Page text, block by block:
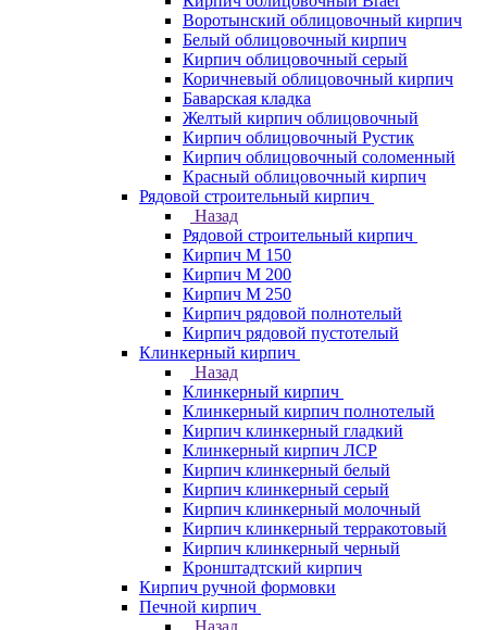
Воротынский облицовочный кирпич
Белый облицовочный кирпич
Кирпич облицовочный серый
Коричневый облицовочный кирпич
Баварская кладка
Желтый кирпич облицовочный
Кирпич облицовочный Рустик
Кирпич облицовочный соломенный
Красный облицовочный кирпич
Рядовой строительный кирпич
Назад
Рядовой строительный кирпич
Кирпич М 150
Кирпич М 200
Кирпич М 250
Кирпич рядовой полнотелый
Кирпич рядовой пустотелый
Клинкерный кирпич
Назад
Клинкерный кирпич
Клинкерный кирпич полнотелый
Кирпич клинкерный гладкий
Клинкерный кирпич ЛСР
Кирпич клинкерный белый
Кирпич клинкерный серый
Кирпич клинкерный молочный
Кирпич клинкерный терракотовый
Кирпич клинкерный черный
Кронштадтский кирпич
Кирпич ручной формовки
Печной кирпич
Назад